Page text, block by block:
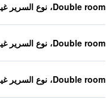
Double room، نوع السرير غير معروف
Double room، نوع السرير غير معروف
Double room، نوع السرير غير معروف